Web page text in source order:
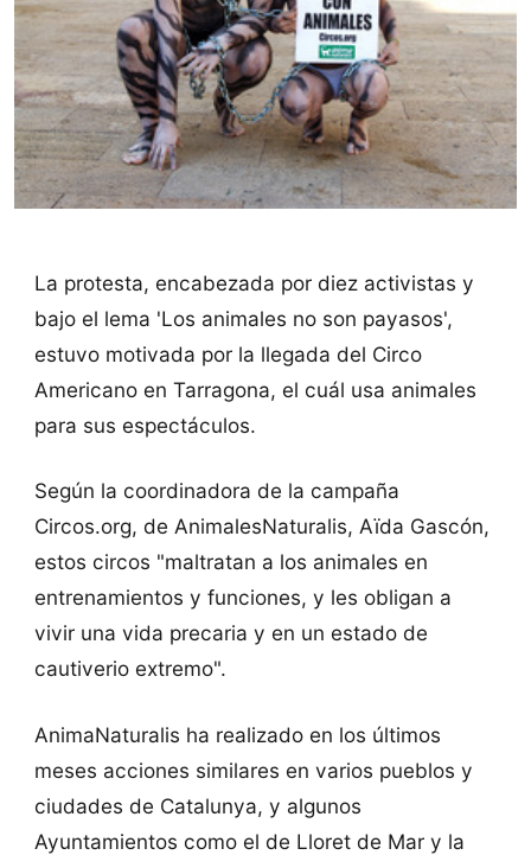
La protesta, encabezada por diez activistas y
bajo el lema 'Los animales no son payasos',
estuvo motivada por la llegada del Circo
Americano en Tarragona, el cuál usa animales
para sus espectáculos.
Según la coordinadora de la campaña
Circos.org, de AnimalesNaturalis, Aïda Gascón,
estos circos "maltratan a los animales en
entrenamientos y funciones, y les obligan a
vivir una vida precaria y en un estado de
cautiverio extremo".
AnimaNaturalis ha realizado en los últimos
meses acciones similares en varios pueblos y
ciudades de Catalunya, y algunos
Ayuntamientos como el de Lloret de Mar y la